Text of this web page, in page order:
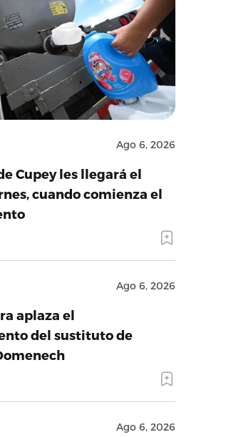
Ago 6, 2026
Cupey les llegará el
cuando comienza el
Ago 6, 2026
aplaza el
del sustituto de
Ago 6, 2026